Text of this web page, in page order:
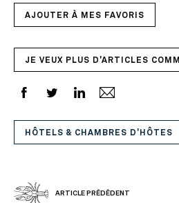
AJOUTER À MES FAVORIS
JE VEUX PLUS D'ARTICLES
HÔTELS & CHAMBRES D'HÔTES
ARTICLE PRÉDÉDENT